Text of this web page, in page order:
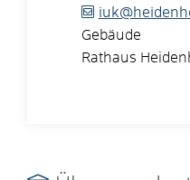
Gebäude
Rathaus